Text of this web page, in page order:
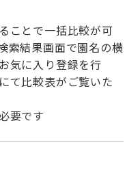
ことで一括比較が可
索結果画面で園名の横
気に入り登録を行
て比較表がご覧いた
要です